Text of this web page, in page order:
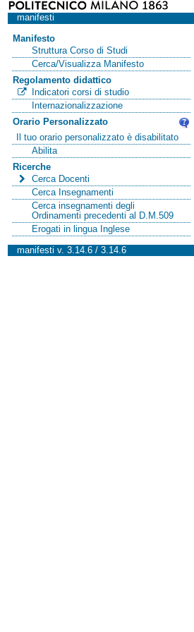
manifesti
Manifesto
Struttura Corso di Studi
Cerca/Visualizza Manifesto
Regolamento didattico
Indicatori corsi di studio
Internazionalizzazione
Orario Personalizzato
Il tuo orario personalizzato è disabilitato
Abilita
Ricerche
Cerca Docenti
Cerca Insegnamenti
Cerca insegnamenti degli
Ordinamenti precedenti al D.M.509
Erogati in lingua Inglese
manifesti v. 3.14.6 / 3.14.6